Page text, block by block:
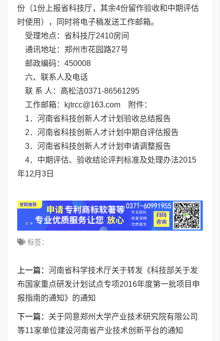
份（1份上报省科技厅，其余4份留作验收和中期评估
时使用），同时将电子稿发送工作邮箱。
受理地点：省科技厅2410房间
通讯地址：郑州市花园路27号
邮政编码：450008
六、联系人及电话
联 系 人：高松洁0371-86561295
工作邮箱：kjtrcc@163.com 附件：
1． 河南省科技创新人才计划验收总结报告
2． 河南省科技创新人才计划中期自评估报告
3． 河南省科技创新人才计划申请调整报告
4． 中期评估、验收结论评判标准及处理办法2015
年12月3日
标签：
上一篇： 河南省科学技术厅关于转发《科技部关于发
布国家重点研发计划试点专项2016年度第一批项目申
报指南的通知》的通知
下一篇： 关于同意郑州大学产业技术研究院有限公司
等11家单位建设河南省产业技术创新平台的通知